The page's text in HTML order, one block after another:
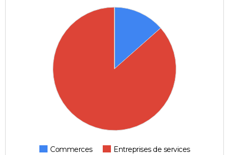
Commerces
Entreprises de services